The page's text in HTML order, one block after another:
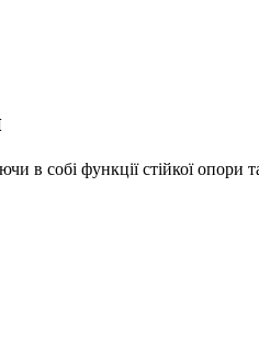
собі функції стійкої опори